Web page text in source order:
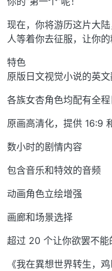
现在，你将游历这片大
人等着你去征服，让你的
特色
原版日文视觉小说的英
各族女杏角色均配有全
原画高清化，提供 16:9
数小时的剧情内容
包含音乐和特效的音频
动画角色立绘增强
画廊和场景选择
超过 20 个让你欲罢不能
《我在異想世界转生，